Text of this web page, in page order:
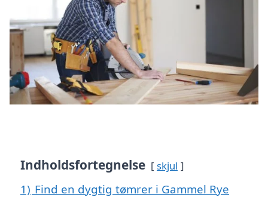
Indholdsfortegnelse skjul
1) Find en dygtig tømrer i Gammel Rye